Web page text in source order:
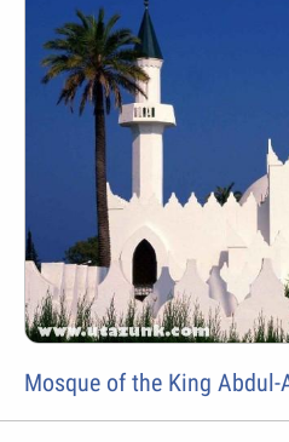
Mosque of the King Abdul-